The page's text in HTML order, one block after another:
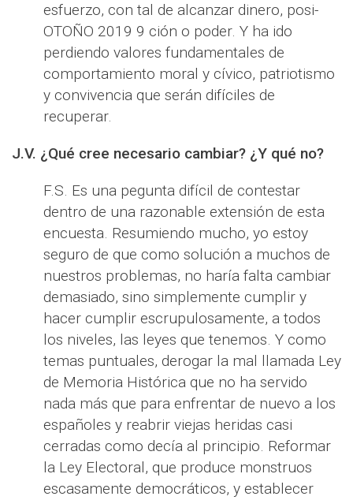
esfuerzo, con tal de alcanzar dinero, posi-
OTOÑO 2019 9 ción o poder. Y ha ido
perdiendo valores fundamentales de
comportamiento moral y cívico, patriotismo
y convivencia que serán difíciles de
recuperar.
J.V. ¿Qué cree necesario cambiar? ¿Y qué no?
F.S. Es una pegunta difícil de contestar
dentro de una razonable extensión de esta
encuesta. Resumiendo mucho, yo estoy
seguro de que como solución a muchos de
nuestros problemas, no haría falta cambiar
demasiado, sino simplemente cumplir y
hacer cumplir escrupulosamente, a todos
los niveles, las leyes que tenemos. Y como
temas puntuales, derogar la mal llamada Ley
de Memoria Histórica que no ha servido
nada más que para enfrentar de nuevo a los
españoles y reabrir viejas heridas casi
cerradas como decía al principio. Reformar
la Ley Electoral, que produce monstruos
escasamente democráticos, y establecer